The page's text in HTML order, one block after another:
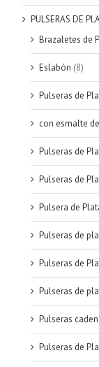
PULSERAS DE
Brazaletes de
Eslabón (8)
Pulseras de
con esmalte
Pulseras de
Pulseras de
Pulsera de
Pulseras de
Pulseras de
Pulseras de
Pulseras
Pulseras de